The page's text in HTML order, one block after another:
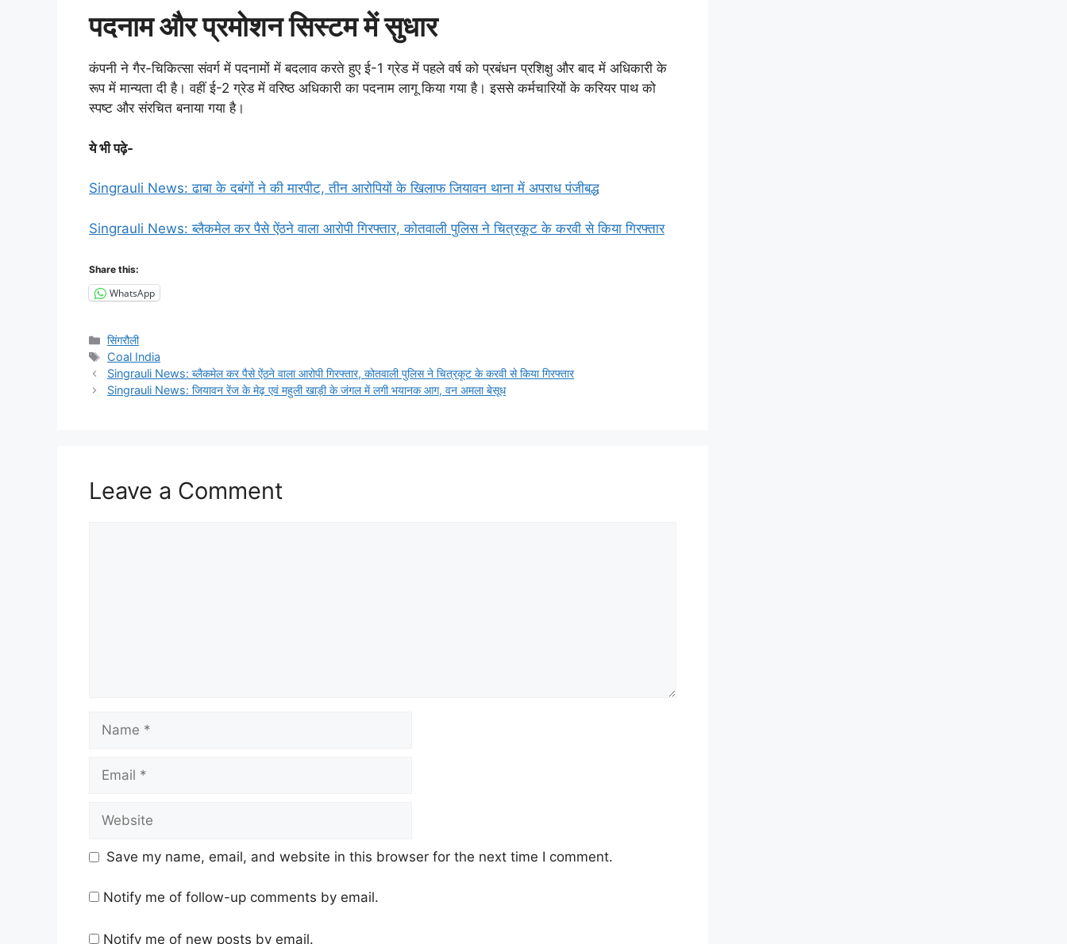
पदनाम और प्रमोशन सिस्टम में सुधार
कंपनी ने गैर-चिकित्सा संवर्ग में पदनामों में बदलाव करते हुए ई-1 ग्रेड में पहले वर्ष को प्रबंधन प्रशिक्षु और बाद में अधिकारी के
रूप में मान्यता दी है। वहीं ई-2 ग्रेड में वरिष्ठ अधिकारी का पदनाम लागू किया गया है। इससे कर्मचारियों के करियर पाथ को
स्पष्ट और संरचित बनाया गया है।
ये भी पढ़े-
Singrauli News: ढाबा के दबंगों ने की मारपीट, तीन आरोपियों के खिलाफ जियावन थाना में अपराध पंजीबद्ध
Singrauli News: ब्लैकमेल कर पैसे ऐंठने वाला आरोपी गिरफ्तार, कोतवाली पुलिस ने चित्रकूट के करवी से किया गिरफ्तार
Share this:
WhatsApp
Categories
सिंगरौली
Tags
Coal India
Singrauli News: ब्लैकमेल कर पैसे ऐंठने वाला आरोपी गिरफ्तार, कोतवाली पुलिस ने चित्रकूट के करवी से किया गिरफ्तार
Singrauli News: जियावन रेंज के मेढ़ एवं महुली खाड़ी के जंगल में लगी भयानक आग, वन अमला बेसूध
Leave a Comment
Name
Email
Website
Save my name, email, and website in this browser for the next time I comment.
Notify me of follow-up comments by email.
Notify me of new posts by email.